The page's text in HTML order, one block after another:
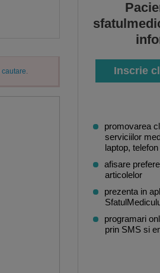
cautare. Inscrie
promovarea
serviciilor
laptop,
afisare
articolelor
prezenta in
programari
prin SMS si